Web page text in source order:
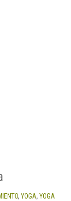
, YOGA, YOGA